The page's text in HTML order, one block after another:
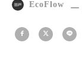
EcoFlow